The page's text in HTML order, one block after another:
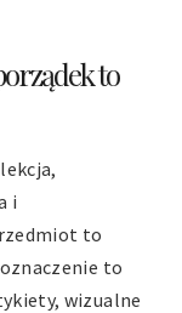
to
i
to
to
wizualne